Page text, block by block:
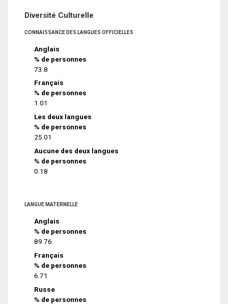
Diversité Culturelle
CONNAISSANCE DES LANGUES OFFICIELLES
Anglais
% de personnes
73.8
Français
% de personnes
1.01
Les deux langues
% de personnes
25.01
Aucune des deux langues
% de personnes
0.18
LANGUE MATERNELLE
Anglais
% de personnes
89.76
Français
% de personnes
6.71
Russe
% de personnes